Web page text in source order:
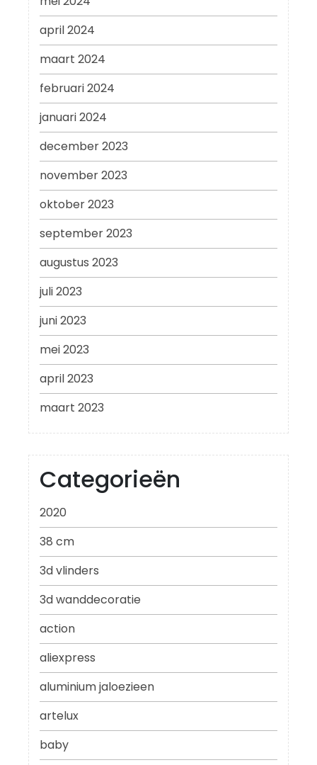
april 2024
maart 2024
februari 2024
januari 2024
december 2023
november 2023
oktober 2023
september 2023
augustus 2023
juli 2023
juni 2023
mei 2023
april 2023
maart 2023
Categorieën
2020
38 cm
3d vlinders
3d wanddecoratie
action
aliexpress
aluminium jaloezieen
artelux
baby